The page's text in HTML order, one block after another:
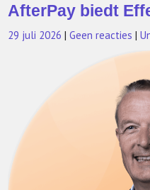
AfterPay biedt
29 juli 2026 |Geen reacties |